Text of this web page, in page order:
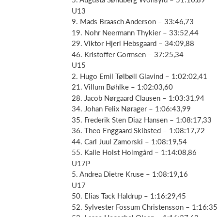
U13
9. Mads Braasch Anderson – 33:46,73
19. Nohr Neermann Thykier – 33:52,44
29. Viktor Hjerl Hebsgaard – 34:09,88
46. Kristoffer Gormsen – 37:25,34
U15
2. Hugo Emil Tølbøll Glavind – 1:02:02,41
21. Villum Bøhlke – 1:02:03,60
28. Jacob Nørgaard Clausen – 1:03:31,94
34. Johan Felix Nørager – 1:06:43,99
35. Frederik Sten Diaz Hansen – 1:08:17,33
36. Theo Enggaard Skibsted – 1:08:17,72
44. Carl Juul Zamorski – 1:08:19,54
55. Kalle Holst Holmgård – 1:14:08,86
U17P
5. Andrea Dietre Kruse – 1:08:19,16
U17
50. Elias Tack Haldrup – 1:16:29,45
52. Sylvester Fossum Christensson –